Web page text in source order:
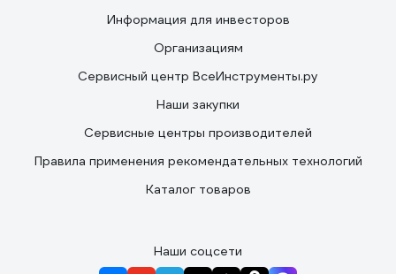
Информация для инвесторов
Организациям
Сервисный центр ВсеИнструменты.ру
Наши закупки
Сервисные центры производителей
Правила применения рекомендательных технологий
Каталог товаров
Наши соцсети